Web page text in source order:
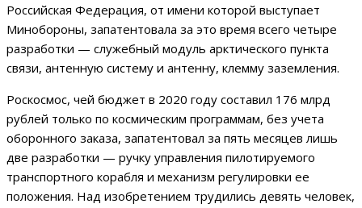
Российская Федерация, от имени которой выступает
Минобороны, запатентовала за это время всего четыре
разработки — служебный модуль арктического пункта
связи, антенную систему и антенну, клемму заземления.
Роскосмос, чей бюджет в 2020 году составил 176 млрд
рублей только по космическим программам, без учета
оборонного заказа, запатентовал за пять месяцев лишь
две разработки — ручку управления пилотируемого
транспортного корабля и механизм регулировки ее
положения. Над изобретением трудились девять человек,